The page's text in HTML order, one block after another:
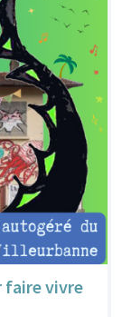
faire vivre